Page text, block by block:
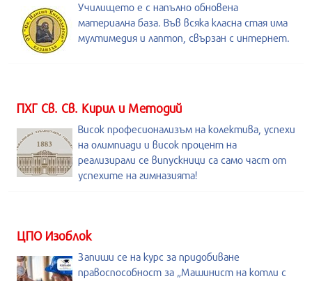
Училището е с напълно обновена
материална база. Във всяка класна стая има
мултимедия и лаптоп, свързан с интернет.
ПХГ Св. Св. Кирил и Методий
Висок професионализъм на колектива, успехи
на олимпиади и висок процент на
реализирали се випускници са само част от
успехите на гимназията!
ЦПО Изоблок
Запиши се на курс за придобиване
правоспособност за „Машинист на котли с